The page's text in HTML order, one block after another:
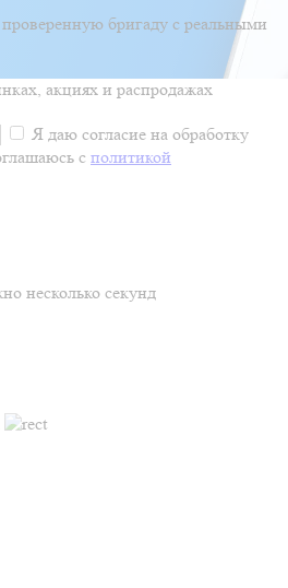
бригаду с реальными
акциях и распродажах
Я даю согласие на обработку
с политикой
несколько секунд